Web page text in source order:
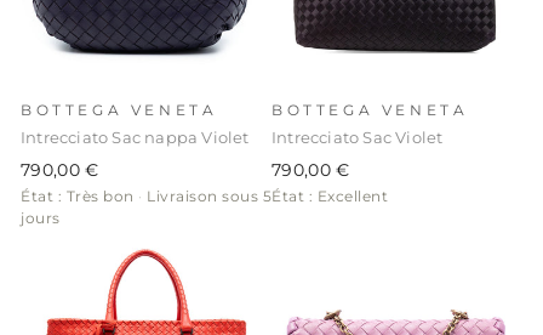
BOTTEGA VENETA
Intrecciato Sac nappa Violet
790,00 €
État : Très bon · Livraison sous 5
jours
BOTTEGA VENETA
Intrecciato Sac Violet
790,00 €
État : Excellent